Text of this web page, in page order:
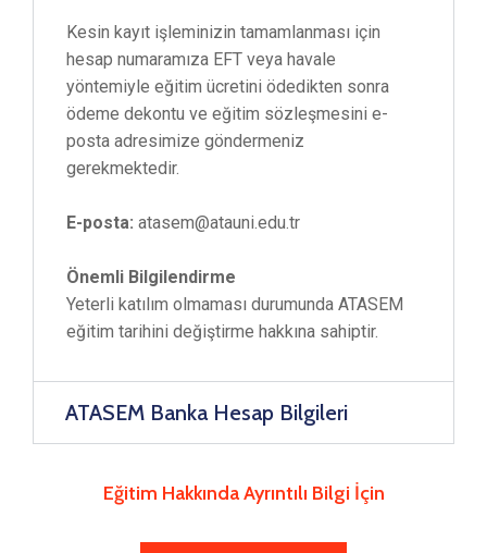
Kesin kayıt işleminizin tamamlanması için
hesap numaramıza EFT veya havale
yöntemiyle eğitim ücretini ödedikten sonra
ödeme dekontu ve eğitim sözleşmesini e-
posta adresimize göndermeniz
gerekmektedir.
E-posta: atasem@atauni.edu.tr
Önemli Bilgilendirme
Yeterli katılım olmaması durumunda ATASEM
eğitim tarihini değiştirme hakkına sahiptir.
ATASEM Banka Hesap Bilgileri
Eğitim Hakkında Ayrıntılı Bilgi İçin